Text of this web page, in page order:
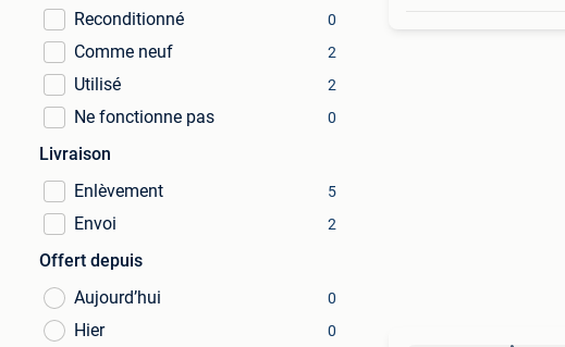
Reconditionné 0
Comme neuf 2
Utilisé 2
Ne fonctionne pas 0
Livraison
Enlèvement
5
Envoi 2
Offert depuis
Aujourd’hui
0
Hier 0